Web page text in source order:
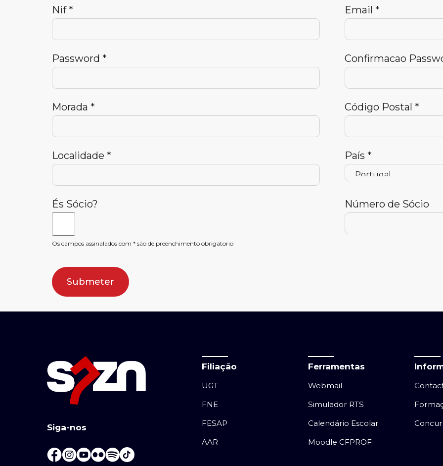
Nif * Email *
Password * Confirmacao
Morada * Código Postal *
Localidade * País *
És Sócio? Número de Sócio
Os campos assinalados com * são de preenchimento obrigatorio
Submeter
Siga-nos
Filiação
UGT
FNE
FESAP
AAR
Ferramentas
Webmail
Simulador RTS
Calendário Escolar
Moodle CFPROF